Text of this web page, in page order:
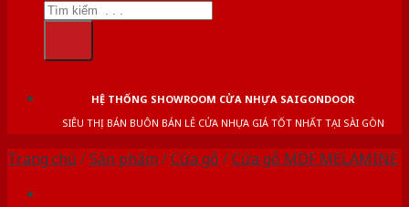
HỆ THỐNG SHOWROOM CỬA NHỰA SAIGONDOOR
SIÊU THỊ BÁN BUÔN BÁN LẺ CỬA NHỰA GIÁ TỐT NHẤT TẠI SÀI GÒN
Trang chủ /Sản phẩm /Cửa gỗ /Cửa gỗ MDF MELAMINE